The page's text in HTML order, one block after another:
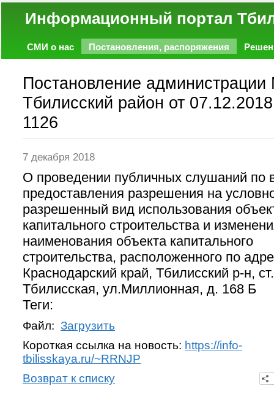
Информационный
СМИ о нас Постановления, распоряжения
Постановление
Тбилисский район от
1126
7 декабря 2018
О проведении публичных слушаний по
предоставления разрешения на
разрешенный вид использования
капитального строительства и
наименования объекта капитального
строительства, расположенного по
Краснодарский край, Тбилисский р-н, ст.
Тбилисская, ул.Миллионная, д. 168 Б
Теги:
Файл: Загрузить
Короткая ссылка на новость: https://info-
tbilisskaya.ru/~RRNJP
Возврат к списку